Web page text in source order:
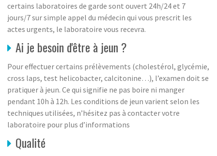
certains laboratoires de garde sont ouvert 24h/24 et 7
jours/7 sur simple appel du médecin qui vous prescrit les
actes urgents, le laboratoire vous recevra.
Ai je besoin d'être à jeun ?
Pour effectuer certains prélèvements (cholestérol, glycémie,
cross laps, test helicobacter, calcitonine…), l’examen doit se
pratiquer à jeun. Ce qui signifie ne pas boire ni manger
pendant 10h à 12h. Les conditions de jeun varient selon les
techniques utilisées, n’hésitez pas à contacter votre
laboratoire pour plus d’informations
Qualité